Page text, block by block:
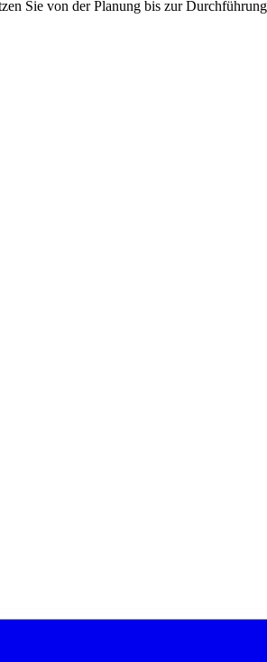
Sie von der Planung bis zur